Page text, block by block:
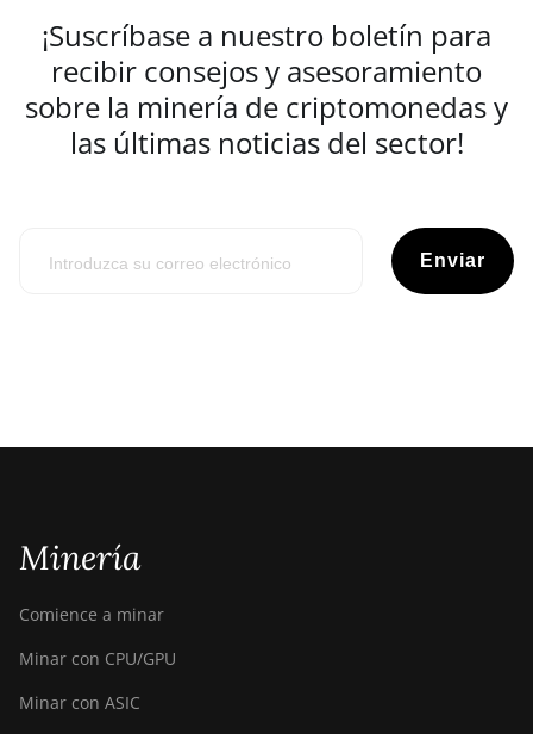
¡Suscríbase a nuestro boletín para
recibir consejos y asesoramiento
sobre la minería de criptomonedas y
las últimas noticias del sector!
Enviar
Minería
Comience a minar
Minar con CPU/GPU
Minar con ASIC